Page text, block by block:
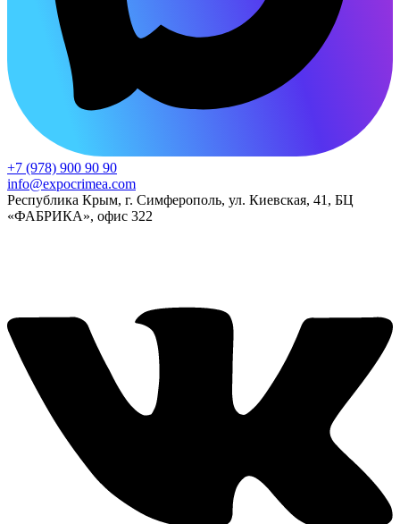
+7 (978) 900 90 90
info@expocrimea.com
Республика Крым, г. Симферополь, ул. Киевская, 41, БЦ
«ФАБРИКА», офис 322